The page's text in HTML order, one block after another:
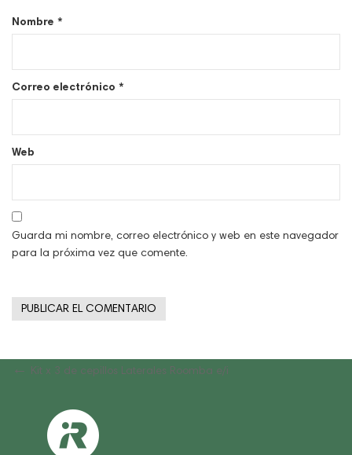
Nombre *
Correo electrónico *
Web
Guarda mi nombre, correo electrónico y web en este navegador
para la próxima vez que comente.
Navegación
entradas
PreviousKit x 3 de cepillos Laterales Roomba e/i